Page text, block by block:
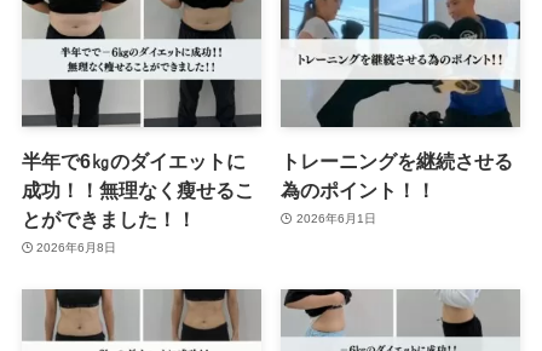
半年で6㎏のダイエットに
成功！！無理なく瘦せるこ
とができました！！
2026年6月8日
トレーニングを継続させる
為のポイント！！
2026年6月1日